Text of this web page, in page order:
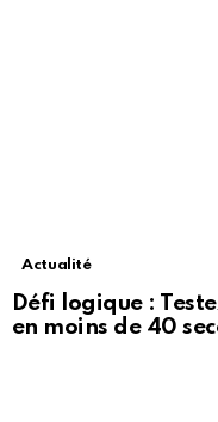
Actualité
Défi logique :
en moins de 40